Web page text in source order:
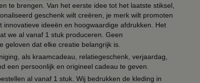
te brengen. Van het eerste idee tot het laatste stiksel,
geschenk wilt creëren, je merk wilt promoten
ideeën en hoogwaardige afdrukken. Het
we al vanaf 1 stuk produceren. Geen
geloven dat elke creatie belangrijk is.
als kraamcadeau, relatiegeschenk, verjaardag,
een persoonlijk en origineel cadeau te geven.
al vanaf 1 stuk. Wij bedrukken de kleding in